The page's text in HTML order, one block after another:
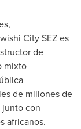
City SEZ es
de
mixto
de millones de
junto con
africanos.